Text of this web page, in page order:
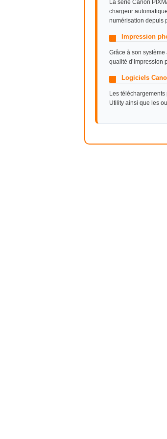
La série Canon
chargeur
numérisation depuis
Impression
Grâce à son
qualité d’impression
Logiciels
Les
Utility ainsi que les